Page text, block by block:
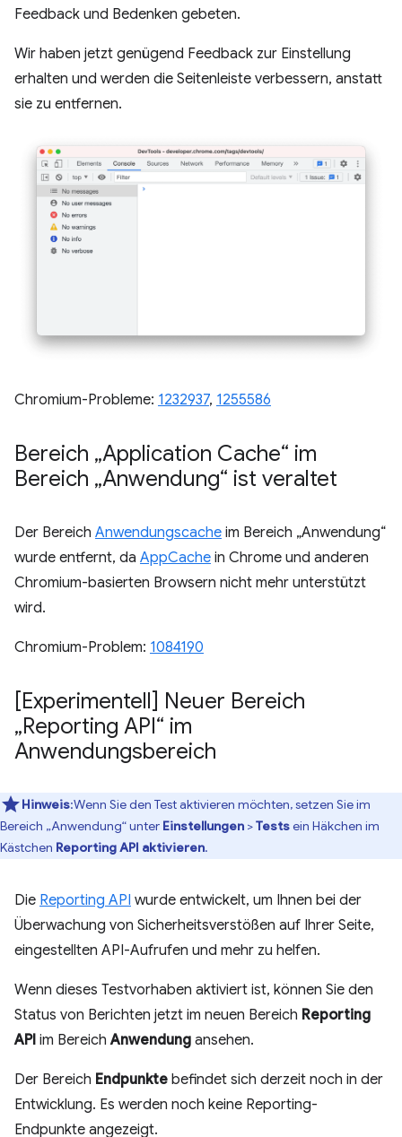
Feedback und Bedenken gebeten.
Wir haben jetzt genügend Feedback zur Einstellung
erhalten und werden die Seitenleiste verbessern, anstatt
sie zu entfernen.
Chromium-Probleme: 1232937, 1255586
Bereich „Application Cache“ im
Bereich „Anwendung“ ist veraltet
Der Bereich Anwendungscache im Bereich „Anwendung“
wurde entfernt, da AppCache in Chrome und anderen
Chromium-basierten Browsern nicht mehr unterstützt
wird.
Chromium-Problem: 1084190
[Experimentell] Neuer Bereich
„Reporting API“ im
Anwendungsbereich
Hinweis:Wenn Sie den Test aktivieren möchten, setzen Sie im
Bereich „Anwendung“ unter Einstellungen >Testsein Häkchen im
Kästchen Reporting API aktivieren.
Die Reporting API wurde entwickelt, um Ihnen bei der
Überwachung von Sicherheitsverstößen auf Ihrer Seite,
eingestellten API-Aufrufen und mehr zu helfen.
Wenn dieses Testvorhaben aktiviert ist, können Sie den
Status von Berichten jetzt im neuen Bereich Reporting
API im BereichAnwendung ansehen.
Der Bereich Endpunkte befindet sich derzeit noch in der
Entwicklung. Es werden noch keine Reporting-
Endpunkte angezeigt.